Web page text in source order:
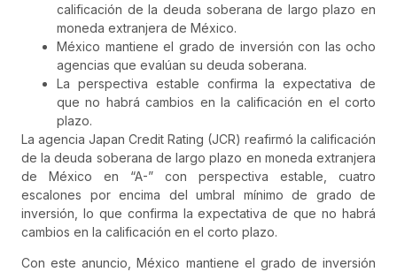
calificación de la deuda soberana de largo plazo en
moneda extranjera de México.
México mantiene el grado de inversión con las ocho
agencias que evalúan su deuda soberana.
La perspectiva estable confirma la expectativa de
que no habrá cambios en la calificación en el corto
plazo.
La agencia Japan Credit Rating (JCR) reafirmó la calificación
de la deuda soberana de largo plazo en moneda extranjera
de México en “A-” con perspectiva estable, cuatro
escalones por encima del umbral mínimo de grado de
inversión, lo que confirma la expectativa de que no habrá
cambios en la calificación en el corto plazo.
Con este anuncio, México mantiene el grado de inversión